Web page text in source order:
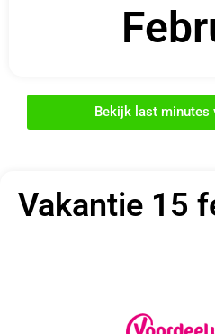
Bekijk last minutes
Vakantie 15